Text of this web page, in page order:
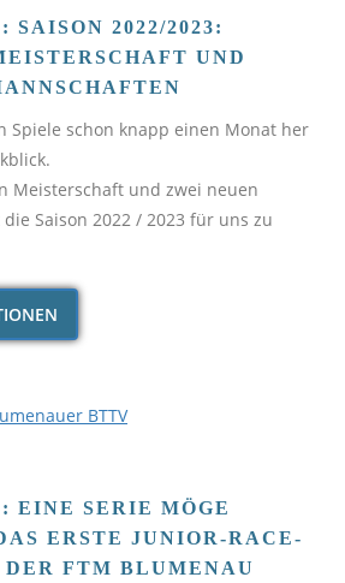
SAISON 2022/2023:
UND
Spiele schon knapp einen Monat her
Meisterschaft und zwei neuen
Saison 2022 / 2023 für uns zu
EINE SERIE MÖGE
ERSTE JUNIOR-RACE-
FTM BLUMENAU